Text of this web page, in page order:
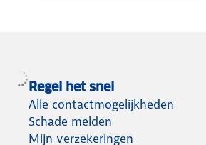
Regel het snel
Alle contactmogelijkheden
Schade melden
Mijn verzekeringen